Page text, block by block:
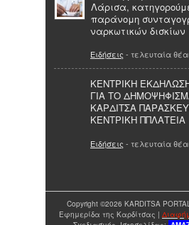
Λάρισα,
παράνομη
ναρκωτικών δισκίων
Ειδήσεις - τελευταία
ΚΕΝΤΡΙΚΗ
ΓΙΑ ΤΟ
ΚΑΡΔΙΤΣΑ
ΚΕΝΤΡΙΚΗ ΠΠΛΑΤΕΙΑ
Ειδήσεις - τελευταία
Copyright ©2026 KARDITSA
Εφημερίδα της Καρδίτσας |